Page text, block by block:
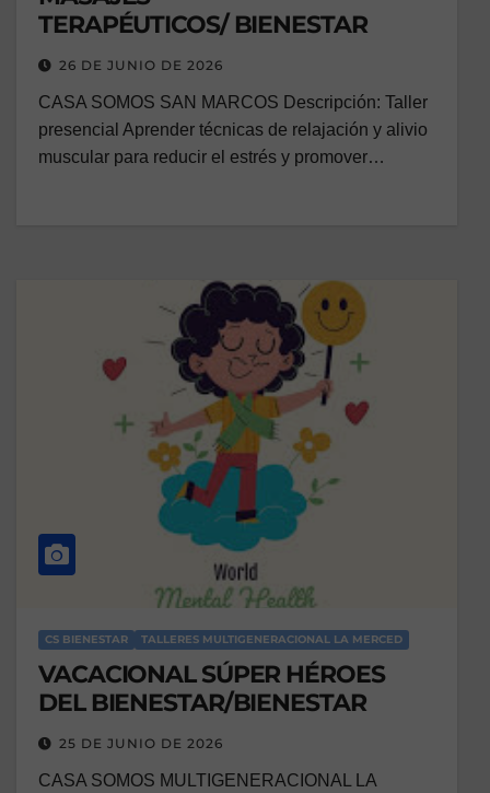
TERAPÉUTICOS/ BIENESTAR
26 DE JUNIO DE 2026
CASA SOMOS SAN MARCOS Descripción: Taller
presencial Aprender técnicas de relajación y alivio
muscular para reducir el estrés y promover…
CS BIENESTAR TALLERES MULTIGENERACIONAL LA MERCED
VACACIONAL SÚPER HÉROES
DEL BIENESTAR/BIENESTAR
25 DE JUNIO DE 2026
CASA SOMOS MULTIGENERACIONAL LA